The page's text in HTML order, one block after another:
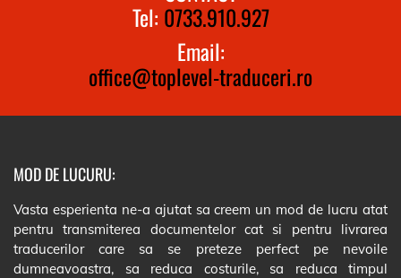
Tel: 0733.910.927
Email:
office@toplevel-traduceri.ro
MOD DE LUCURU:
Vasta esperienta ne-a ajutat sa creem un mod de lucru atat
pentru transmiterea documentelor cat si pentru livrarea
traducerilor care sa se preteze perfect pe nevoile
dumneavoastra, sa reduca costurile, sa reduca timpul